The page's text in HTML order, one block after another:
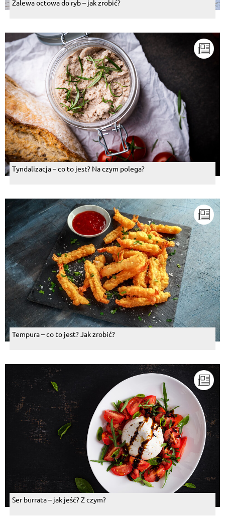
Zalewa octowa do ryb – jak zrobić?
Tyndalizacja – co to jest? Na czym polega?
Tempura – co to jest? Jak zrobić?
Ser burrata – jak jeść? Z czym?